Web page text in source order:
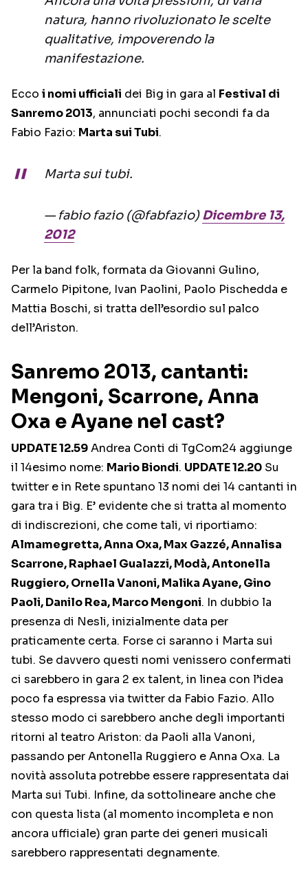
natura, hanno rivoluzionato le scelte
qualitative, impoverendo la
manifestazione.
Ecco i nomi ufficiali dei Big in gara al Festival di
Sanremo 2013, annunciati pochi secondi fa da
Fabio Fazio: Marta sui Tubi.
Marta sui tubi.
— fabio fazio (@fabfazio)Dicembre 13,
2012
Per la band folk, formata da Giovanni Gulino,
Carmelo Pipitone, Ivan Paolini, Paolo Pischedda e
Mattia Boschi, si tratta dell’esordio sul palco
dell’Ariston.
Sanremo 2013, cantanti:
Mengoni, Scarrone, Anna
Oxa e Ayane nel cast?
UPDATE 12.59Andrea Conti di TgCom24 aggiunge
il 14esimo nome: Mario Biondi. UPDATE 12.20 Su
twitter e in Rete spuntano 13 nomi dei 14 cantanti in
gara tra i Big. E’ evidente che si tratta al momento
di indiscrezioni, che come tali, vi riportiamo:
Almamegretta, Anna Oxa, Max Gazzé, Annalisa
Scarrone, Raphael Gualazzi, Modà, Antonella
Ruggiero, Ornella Vanoni, Malika Ayane, Gino
Paoli, Danilo Rea, Marco Mengoni. In dubbio la
presenza di Nesli, inizialmente data per
praticamente certa. Forse ci saranno i Marta sui
tubi. Se davvero questi nomi venissero confermati
ci sarebbero in gara 2 ex talent, in linea con l’idea
poco fa espressa via twitter da Fabio Fazio. Allo
stesso modo ci sarebbero anche degli importanti
ritorni al teatro Ariston: da Paoli alla Vanoni,
passando per Antonella Ruggiero e Anna Oxa. La
novità assoluta potrebbe essere rappresentata dai
Marta sui Tubi. Infine, da sottolineare anche che
con questa lista (al momento incompleta e non
ancora ufficiale) gran parte dei generi musicali
sarebbero rappresentati degnamente.